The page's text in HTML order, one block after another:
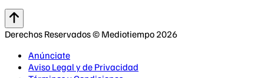
Derechos Reservados © Mediotiempo 2026
Anúnciate
Aviso Legal y de Privacidad